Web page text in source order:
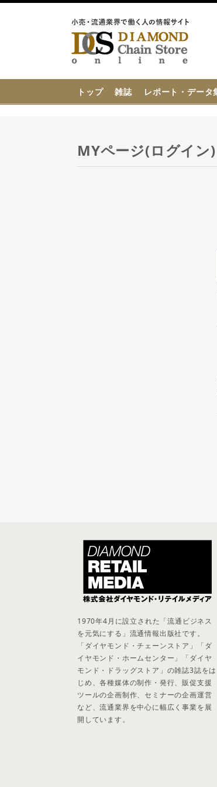
トップ 雑誌 レポート・データ
MYページ(ログイン)
1970年4月に設立された「流通ビジネス
を元気にする」流通情報出版社です。
「ダイヤモンド・チェーンストア」「ダ
イヤモンド・ホームセンター」「ダイヤ
モンド・ドラッグストア」の雑誌3誌をは
じめ、各種媒体の制作・発行、販促支援
ツールの企画制作、セミナーの企画運営
など、流通業界を中心に幅広く事業を展
開しています。